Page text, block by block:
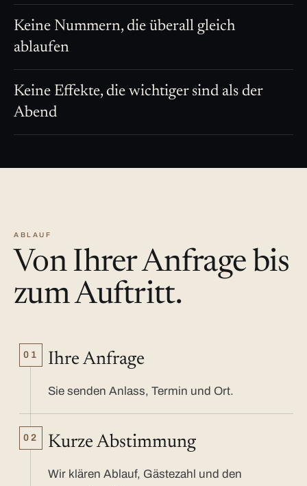
Keine Nummern, die überall gleich
ablaufen
Keine Effekte, die wichtiger sind als der
Abend
ABLAUF
Von Ihrer Anfrage bis
zum Auftritt.
01 Ihre Anfrage
Sie senden Anlass, Termin und Ort.
02 Kurze Abstimmung
Wir klären Ablauf, Gästezahl und den